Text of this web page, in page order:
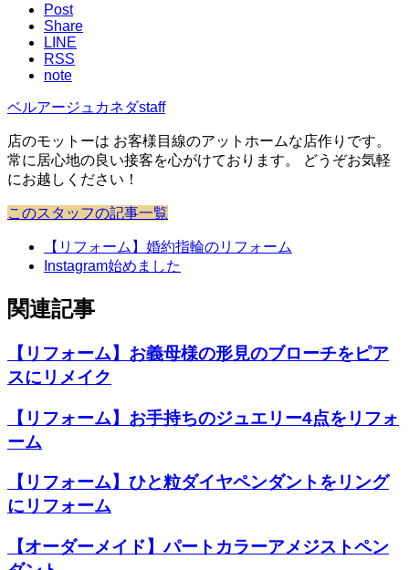
Post
Share
LINE
RSS
note
ベルアージュカネダstaff
店のモットーは お客様目線のアットホームな店作りです。
常に居心地の良い接客を心がけております。 どうぞお気軽
にお越しください！
このスタッフの記事一覧
【リフォーム】婚約指輪のリフォーム
Instagram始めました
関連記事
【リフォーム】お義母様の形見のブローチをピア
スにリメイク
【リフォーム】お手持ちのジュエリー4点をリフォ
ーム
【リフォーム】ひと粒ダイヤペンダントをリング
にリフォーム
【オーダーメイド】パートカラーアメジストペン